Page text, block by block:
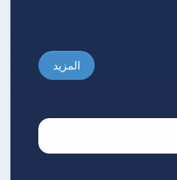
المزيد